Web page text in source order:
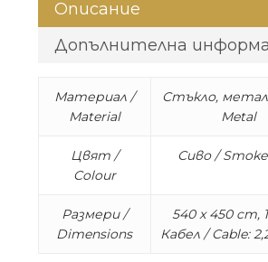
Описание
Допълнителна
Материал /
Material
Стъкло, метал
Metal
Цвят /
Colour
Сиво /
Размери /
Dimensions
540 x 450 cm,
Кабел / Cable: